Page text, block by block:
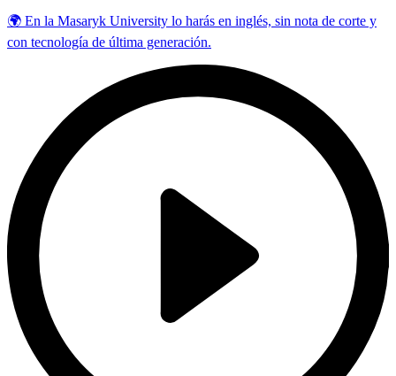
🌍 En la Masaryk University lo harás en inglés, sin nota de corte y
con tecnología de última generación.